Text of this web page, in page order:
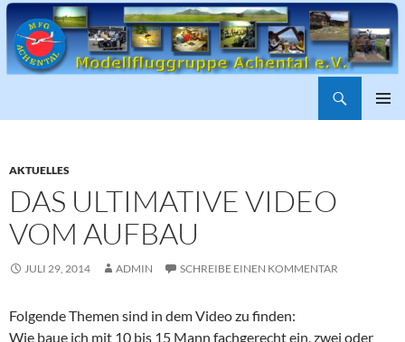
AKTUELLES
DAS ULTIMATIVE VIDEO
VOM AUFBAU
JULI 29, 2014 ADMIN SCHREIBE EINEN KOMMENTAR
Folgende Themen sind in dem Video zu finden:
Wie baue ich mit 10 bis 15 Mann fachgerecht ein, zwei oder